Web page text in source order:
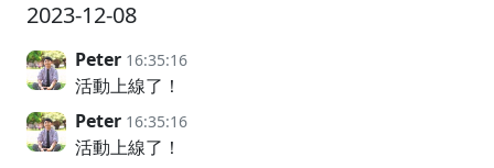
2023-12-08
Peter 16:35:16
活動上線了！
Peter 16:35:16
活動上線了！